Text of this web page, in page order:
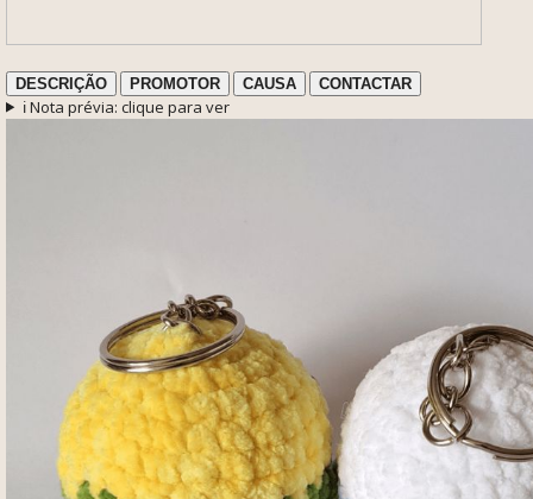
DESCRIÇÃO PROMOTOR CAUSA CONTACTAR
ℹ️ Nota prévia: clique para ver